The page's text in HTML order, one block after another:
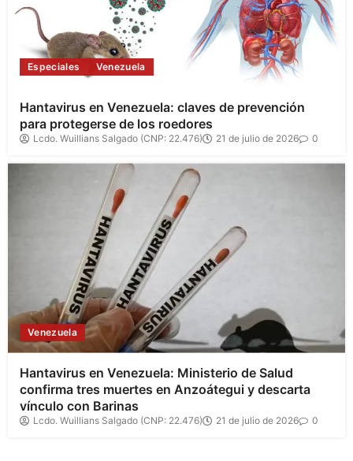
Especiales Venezuela
Hantavirus en Venezuela: claves de prevención
para protegerse de los roedores
Lcdo. Wuillians Salgado (CNP: 22.476) 21 de julio de 2026 0
Venezuela
Hantavirus en Venezuela: Ministerio de Salud
confirma tres muertes en Anzoátegui y descarta
vínculo con Barinas
Lcdo. Wuillians Salgado (CNP: 22.476) 21 de julio de 2026 0